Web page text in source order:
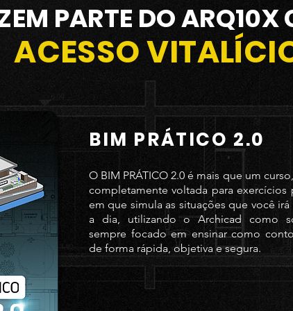
PARTE DO ARQ10X
ACESSO
BIM PRÁTICO 2.0
O BIM PRÁTICO 2.0 é mais que um
completamente voltada para exercícios
em que simula as situações que você
a dia, utilizando o Archicad como
sempre focado em ensinar como
de forma rápida, objetiva e segura.